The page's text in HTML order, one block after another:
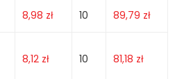
8,98 zł 10 89,79 zł
8,12 zł 10 81,18 zł